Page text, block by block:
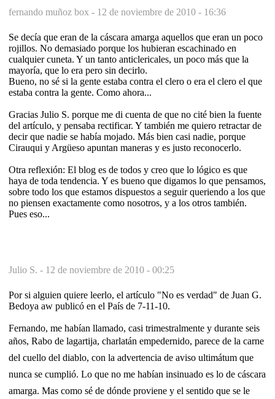
fernando muñoz box - 12 de noviembre de 2010 - 16:36
Se decía que eran de la cáscara amarga aquellos que eran un poco
rojillos. No demasiado porque los hubieran escachinado en
cualquier cuneta. Y un tanto anticlericales, un poco más que la
mayoría, que lo era pero sin decirlo.
Bueno, no sé si la gente estaba contra el clero o era el clero el que
estaba contra la gente. Como ahora...
Gracias Julio S. porque me di cuenta de que no cité bien la fuente
del artículo, y pensaba rectificar. Y también me quiero retractar de
decir que nadie se había mojado. Más bien casi nadie, porque
Cirauqui y Argüeso apuntan maneras y es justo reconocerlo.
Otra reflexión: El blog es de todos y creo que lo lógico es que
haya de toda tendencia. Y es bueno que digamos lo que pensamos,
sobre todo los que estamos dispuestos a seguir queriendo a los que
no piensen exactamente como nosotros, y a los otros también.
Pues eso...
Julio S. - 12 de noviembre de 2010 - 00:25
Por si alguien quiere leerlo, el artículo "No es verdad" de Juan G.
Bedoya aw publicó en el País de 7-11-10.
Fernando, me habían llamado, casi trimestralmente y durante seis
años, Rabo de lagartija, charlatán empedernido, parece de la carne
del cuello del diablo, con la advertencia de aviso ultimátum que
nunca se cumplió. Lo que no me habían insinuado es lo de cáscara
amarga. Mas como sé de dónde proviene y el sentido que se le